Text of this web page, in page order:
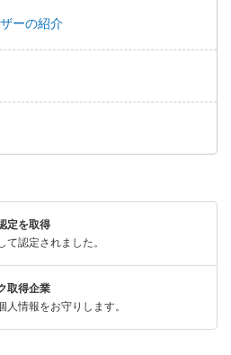
ーの紹介
定を取得
て認定されました。
取得企業
人情報をお守りします。